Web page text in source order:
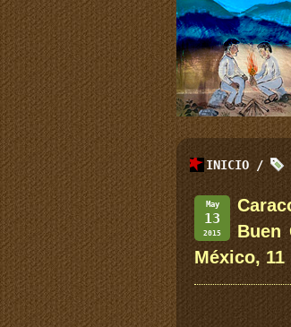
INICIO /
May
13
2015
Buen
México, 11